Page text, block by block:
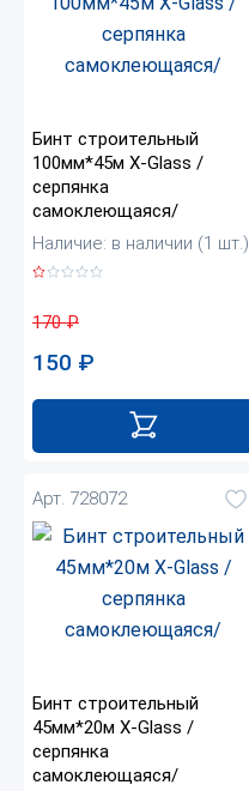
Бинт строительный
100мм*45м X-Glass /
серпянка
самоклеющаяся/
Наличие: в наличии (1 шт.)
170₽
150 ₽
Арт. 728072
Бинт строительный
45мм*20м X-Glass /
серпянка
самоклеющаяся/